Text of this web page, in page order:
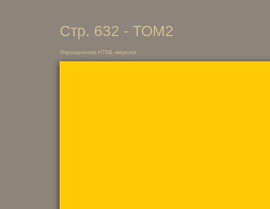
Стр. 632 - ТОМ2
Упрощенная HTML-версия